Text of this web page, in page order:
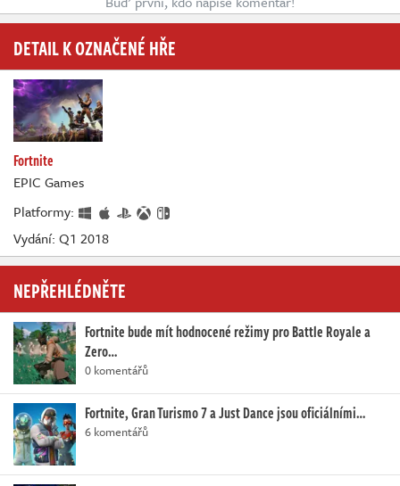
DETAIL K OZNAČENÉ HŘE
Fortnite
EPIC Games
Platformy:
Vydání: Q1 2018
NEPŘEHLÉDNĚTE
Fortnite bude mít hodnocené režimy pro Battle Royale a
Zero…
0 komentářů
Fortnite, Gran Turismo 7 a Just Dance jsou oficiálními…
6 komentářů